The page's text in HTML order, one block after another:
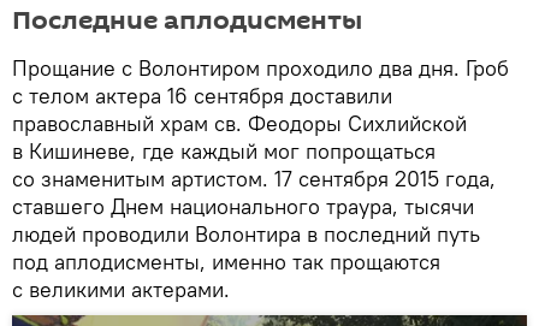
Последние аплодисменты
Прощание с Волонтиром проходило два дня. Гроб
с телом актера 16 сентября доставили
православный храм св. Феодоры Сихлийской
в Кишиневе, где каждый мог попрощаться
со знаменитым артистом. 17 сентября 2015 года,
ставшего Днем национального траура, тысячи
людей проводили Волонтира в последний путь
под аплодисменты, именно так прощаются
с великими актерами.